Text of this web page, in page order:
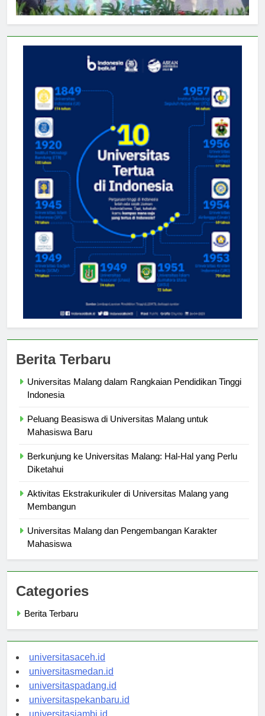
Berita Terbaru
Universitas Malang dalam Rangkaian Pendidikan Tinggi
Peluang Beasiswa di Universitas Malang untuk
Berkunjung ke Universitas Malang: Hal-Hal yang Perlu
Aktivitas Ekstrakurikuler di Universitas Malang yang
Universitas Malang dan Pengembangan Karakter
Categories
universitasaceh.id
universitasmedan.id
universitaspadang.id
universitaspekanbaru.id